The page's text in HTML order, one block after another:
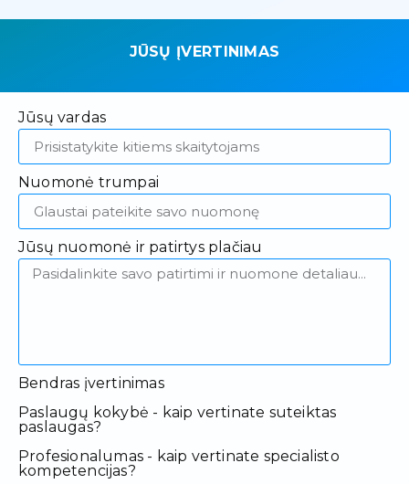
JŪSŲ ĮVERTINIMAS
Jūsų vardas
Nuomonė trumpai
Jūsų nuomonė ir patirtys plačiau
Bendras įvertinimas
Paslaugų kokybė - kaip vertinate suteiktas
paslaugas?
Profesionalumas - kaip vertinate specialisto
kompetencijas?